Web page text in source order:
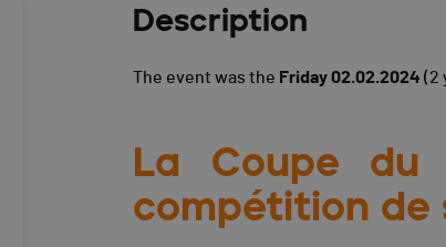
Description
The event was the Friday 02.02.2024 (2
La Coupe du
compétition de